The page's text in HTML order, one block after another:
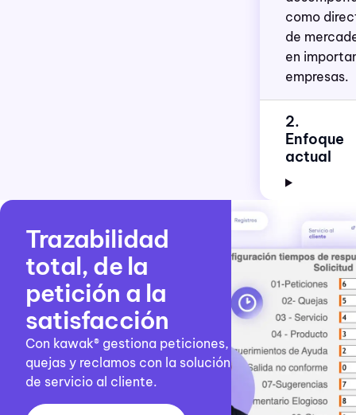
como
de
en
empresas.
2.
Enfoque
actual
Trazabilidad
total, de la
petición a la
satisfacción
Con kawak® gestiona peticiones,
quejas y reclamos con la solución
de servicio al cliente.